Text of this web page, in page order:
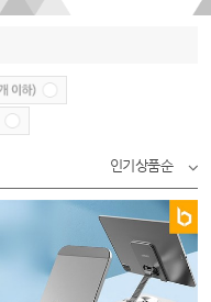
인기상품순